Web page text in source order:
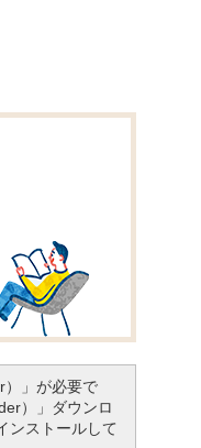
）」が必要で
）」ダウンロ
ンストールして